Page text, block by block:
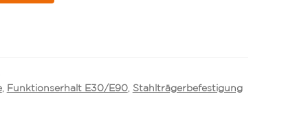
, Funktionserhalt E30/E90, Stahlträgerbefestigung